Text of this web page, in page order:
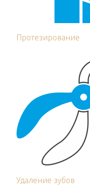
Протезирование
Удаление зубов